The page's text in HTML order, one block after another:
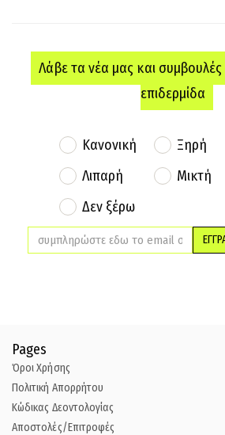
Λάβε τα νέα μας και
επιδερμίδα
Κανονική
Ξηρή
Λιπαρή
Μικτή
Δεν ξέρω
Pages
Όροι Χρήσης
Πολιτική Απορρήτου
Κώδικας Δεοντολογίας
Αποστολές/Επιτροφές